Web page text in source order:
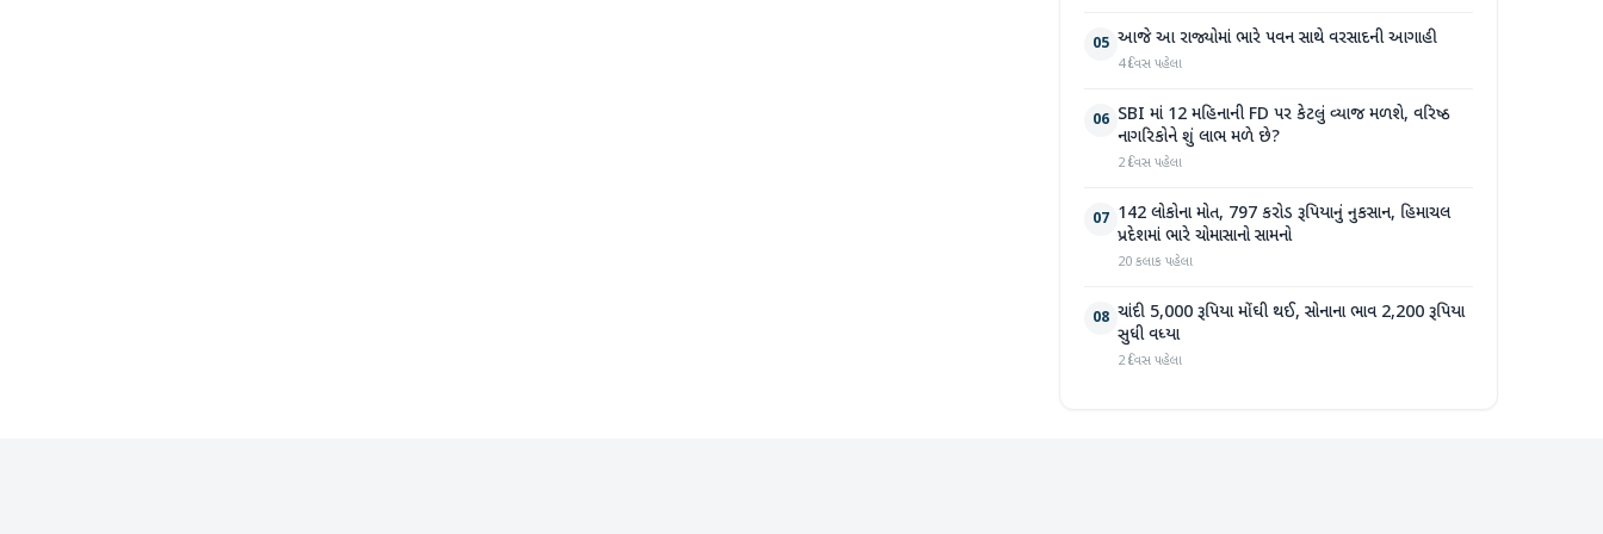
05 આજે આ રાજ્યોમાં ભારે પવન સાથે વરસાદની આગાહી
4 દિવસ પહેલા
06 SBI માં 12 મહિનાની FD પર કેટલું વ્યાજ મળશે, વરિષ્ઠ
નાગરિકોને શું લાભ મળે છે?
2 દિવસ પહેલા
07 142 લોકોના મોત, 797 કરોડ રૂપિયાનું નુકસાન, હિમાચલ
પ્રદેશમાં ભારે ચોમાસાનો સામનો
20 કલાક પહેલા
08 ચાંદી 5,000 રૂપિયા મોંઘી થઈ, સોનાના ભાવ 2,200 રૂપિયા
સુધી વધ્યા
2 દિવસ પહેલા